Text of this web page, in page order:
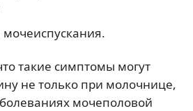
такие симптомы могут
не только при молочнице,
мочеполовой